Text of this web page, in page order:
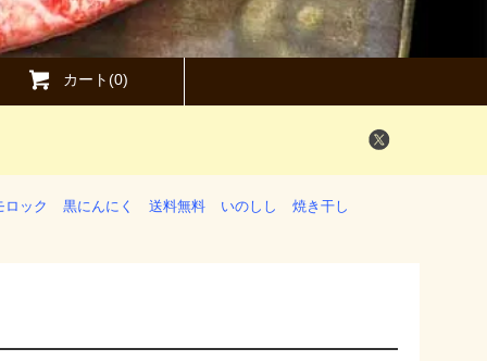
カート(0)
ロック 黒にんにく 送料無料 いのしし
焼き干し